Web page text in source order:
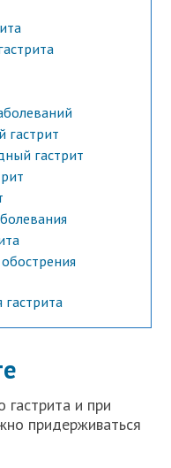
гастрит
гастрит
гастрита и при
придерживаться